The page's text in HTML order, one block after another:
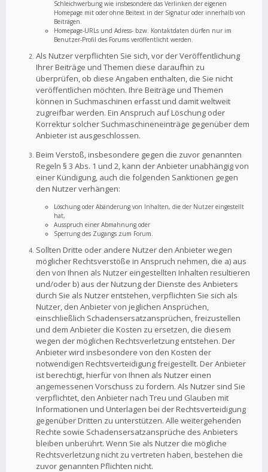
Schleichwerbung wie insbesondere das Verlinken der eigenen
Homepage mit oder ohne Beitext in der Signatur oder innerhalb von
Beiträgen.
Homepage-URLs und Adress- bzw. Kontaktdaten dürfen nur im
Benutzer-Profil des Forums veröffentlicht werden.
Als Nutzer verpflichten Sie sich, vor der Veröffentlichung
Ihrer Beiträge und Themen diese daraufhin zu
überprüfen, ob diese Angaben enthalten, die Sie nicht
veröffentlichen möchten. Ihre Beiträge und Themen
können in Suchmaschinen erfasst und damit weltweit
zugreifbar werden. Ein Anspruch auf Löschung oder
Korrektur solcher Suchmaschineneinträge gegenüber dem
Anbieter ist ausgeschlossen.
Beim Verstoß, insbesondere gegen die zuvor genannten
Regeln § 3 Abs. 1 und 2, kann der Anbieter unabhängig von
einer Kündigung, auch die folgenden Sanktionen gegen
den Nutzer verhängen:
Löschung oder Abänderung von Inhalten, die der Nutzer eingestellt
hat,
Ausspruch einer Abmahnung oder
Sperrung des Zugangs zum Forum.
Sollten Dritte oder andere Nutzer den Anbieter wegen
möglicher Rechtsverstöße in Anspruch nehmen, die a) aus
den von Ihnen als Nutzer eingestellten Inhalten resultieren
und/oder b) aus der Nutzung der Dienste des Anbieters
durch Sie als Nutzer entstehen, verpflichten Sie sich als
Nutzer, den Anbieter von jeglichen Ansprüchen,
einschließlich Schadensersatzansprüchen, freizustellen
und dem Anbieter die Kosten zu ersetzen, die diesem
wegen der möglichen Rechtsverletzung entstehen. Der
Anbieter wird insbesondere von den Kosten der
notwendigen Rechtsverteidigung freigestellt. Der Anbieter
ist berechtigt, hierfür von Ihnen als Nutzer einen
angemessenen Vorschuss zu fordern. Als Nutzer sind Sie
verpflichtet, den Anbieter nach Treu und Glauben mit
Informationen und Unterlagen bei der Rechtsverteidigung
gegenüber Dritten zu unterstützen. Alle weitergehenden
Rechte sowie Schadensersatzansprüche des Anbieters
bleiben unberührt. Wenn Sie als Nutzer die mögliche
Rechtsverletzung nicht zu vertreten haben, bestehen die
zuvor genannten Pflichten nicht.